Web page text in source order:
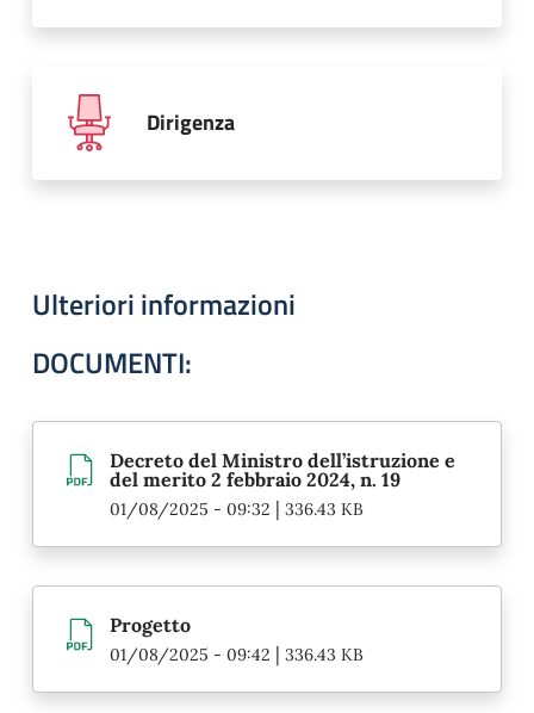
Dirigenza
Ulteriori informazioni
DOCUMENTI:
Decreto del Ministro dell’istruzione e
del merito 2 febbraio 2024, n. 19
01/08/2025 - 09:32 | 336.43 KB
Progetto
01/08/2025 - 09:42 | 336.43 KB